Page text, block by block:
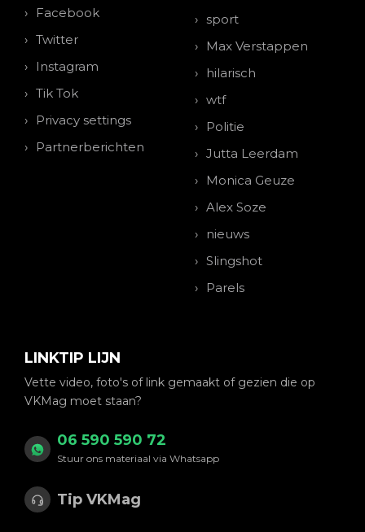
Facebook
Twitter
Instagram
Tik Tok
Privacy settings
Partnerberichten
sport
Max Verstappen
hilarisch
wtf
Politie
Jutta Leerdam
Monica Geuze
Alex Soze
nieuws
Slingshot
Parels
LINKTIP LIJN
Vette video, foto's of link gemaakt of gezien die op
VKMag moet staan?
06 590 590 72
Stuur ons materiaal via Whatsapp
Tip VKMag